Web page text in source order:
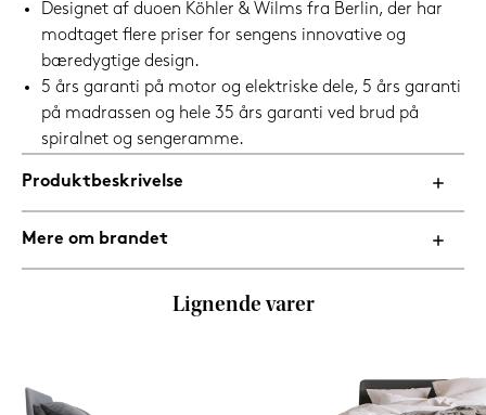
Designet af duoen Köhler & Wilms fra Berlin, der har
modtaget flere priser for sengens innovative og
bæredygtige design.
5 års garanti på motor og elektriske dele, 5 års garanti
på madrassen og hele 35 års garanti ved brud på
spiralnet og sengeramme.
Produktbeskrivelse
Mere om brandet
Lignende varer